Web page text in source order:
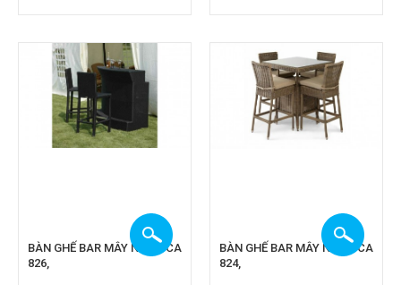
BÀN GHẾ BAR MÂY NHỰA CA
826,
BÀN GHẾ BAR MÂY NHỰA CA
824,